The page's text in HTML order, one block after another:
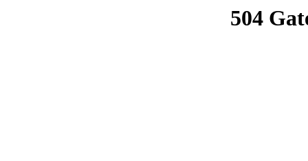
504